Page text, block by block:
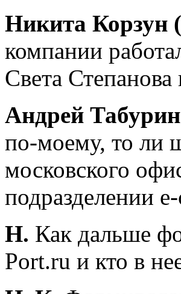
Никита Корзун
компании
Света
Андрей
по-моему, то ли
московского
подразделении
Н. Как дальше
Port.ru и кто в